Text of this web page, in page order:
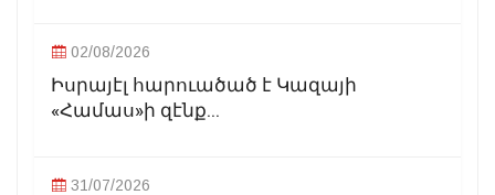
02/08/2026
Իսրայէլ հարուածած է Կազայի
«Համաս»ի զէնք...
31/07/2026